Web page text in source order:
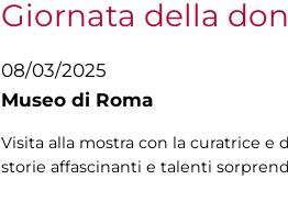
Giornata della
08/03/2025
Museo di Roma
Visita alla mostra con la curatrice
storie affascinanti e talenti